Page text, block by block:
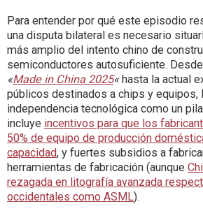
Para entender por qué este episodio
una disputa bilateral es necesario
más amplio del intento chino de
semiconductores autosuficiente.
«Made in China 2025«hasta la actual
públicos destinados a chips y equipos,
independencia tecnológica como un
incluye incentivos para que los
50% de equipo de producción
capacidad, y fuertes subsidios a
herramientas de fabricación (aunque
rezagada en litografía avanzada
occidentales como ASML).